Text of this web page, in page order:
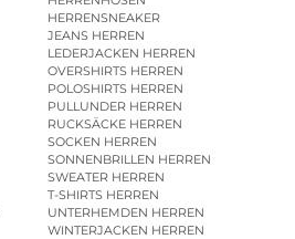
HERRENSNEAKER
JEANS HERREN
LEDERJACKEN HERREN
OVERSHIRTS HERREN
POLOSHIRTS HERREN
PULLUNDER HERREN
RUCKSÄCKE HERREN
SOCKEN HERREN
SONNENBRILLEN HERREN
SWEATER HERREN
T-SHIRTS HERREN
UNTERHEMDEN HERREN
WINTERJACKEN HERREN